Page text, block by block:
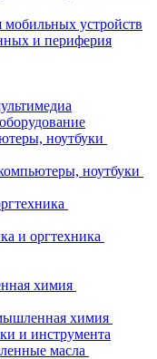
мобильных устройств
и периферия
ноутбуки
ноутбуки
и оргтехника
химия
химия
и инструмента
масла